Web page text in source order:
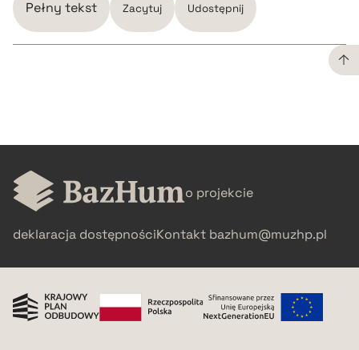
Pełny tekst Zacytuj Udostępnij
pobierz cytat
BIBTEX
pobierz cytat
o projekcie
deklaracja dostępnościKontakt bazhum@muzhp.pl